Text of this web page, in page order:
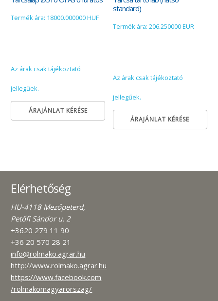
Termék ára: 18000.000000 HUF
Az árak csak tájékoztató
jellegűek.
ÁRAJÁNLAT KÉRÉSE
standard)
Termék ára: 206.250000 EUR
Az árak csak tájékoztató
jellegűek.
ÁRAJÁNLAT KÉRÉSE
Elérhetőség
HU-4118 Mezőpeterd,
Petőfi Sándor u. 2
+3620 279 11 90
+36 20 570 28 21
info@rolmako.agrar.hu
http://www.rolmako.agrar.hu
https://www.facebook.com
/rolmakomagyarorszag/